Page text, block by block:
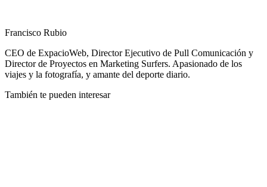
Francisco Rubio
CEO de ExpacioWeb, Director Ejecutivo de Pull Comunicación y
Director de Proyectos en Marketing Surfers. Apasionado de los
viajes y la fotografía, y amante del deporte diario.
También te pueden interesar